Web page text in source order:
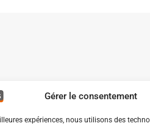
Gérer le consentement
expériences, nous utilisons des